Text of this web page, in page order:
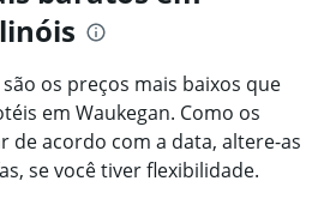
os preços mais baixos que
em Waukegan. Como os
de acordo com a data, altere-as
se você tiver flexibilidade.